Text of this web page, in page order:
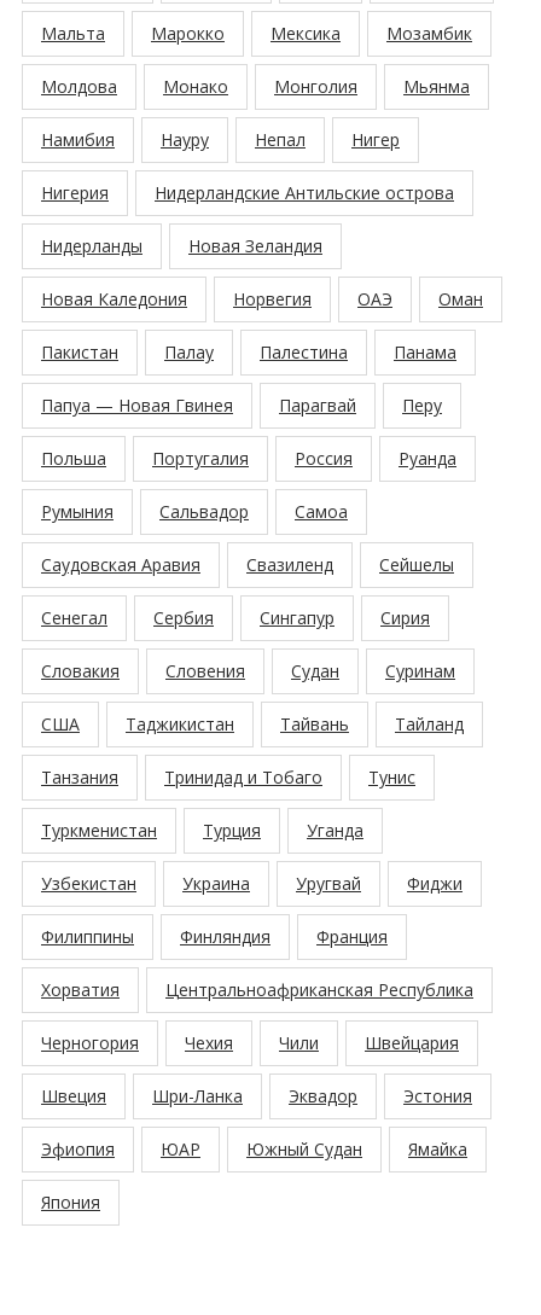
Мальта Марокко Мексика Мозамбик
Молдова Монако Монголия Мьянма
Намибия Науру Непал Нигер
Нигерия Нидерландские Антильские острова
Нидерланды Новая Зеландия
Новая Каледония Норвегия ОАЭ Оман
Пакистан Палау Палестина Панама
Папуа — Новая Гвинея Парагвай Перу
Польша Португалия Россия Руанда
Румыния Сальвадор Самоа
Саудовская Аравия Свазиленд Сейшелы
Сенегал Сербия Сингапур Сирия
Словакия Словения Судан Суринам
США Таджикистан Тайвань Тайланд
Танзания Тринидад и Тобаго Тунис
Туркменистан Турция Уганда
Узбекистан Украина Уругвай Фиджи
Филиппины Финляндия Франция
Хорватия Центральноафриканская Республика
Черногория Чехия Чили Швейцария
Швеция Шри-Ланка Эквадор Эстония
Эфиопия ЮАР Южный Судан Ямайка
Япония